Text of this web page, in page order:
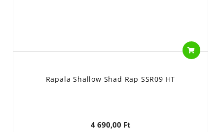
Rapala Shallow Shad Rap SSR09 HT
4 690,00 Ft